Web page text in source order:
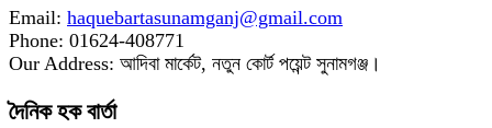
Email: haquebartasunamganj@gmail.com
Phone: 01624-408771
Our Address: আদিবা মার্কেট, নতুন কোর্ট পয়েন্ট সুনামগঞ্জ।
দৈনিক হক বার্তা